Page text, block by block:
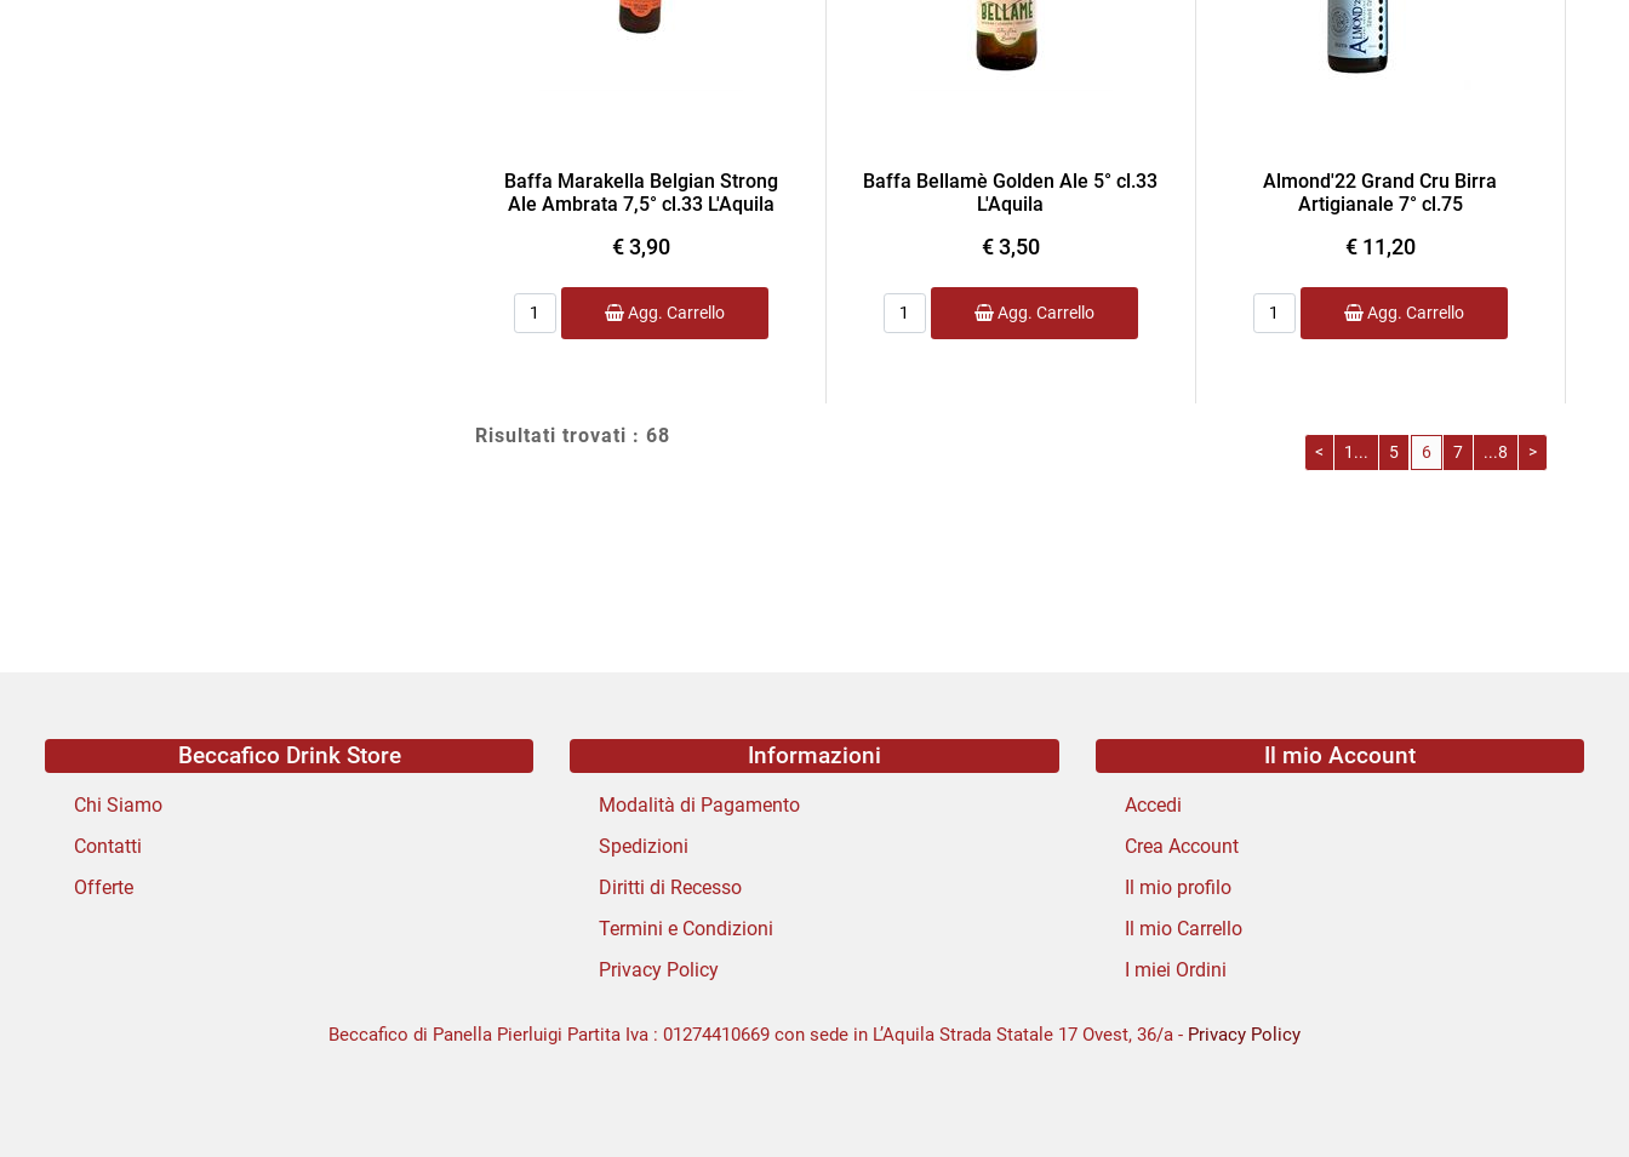
Baffa Marakella Belgian Strong
Ale Ambrata 7,5° cl.33 L'Aquila
€ 3,90
Quantità
Agg. Carrello
Baffa Bellamè Golden Ale 5° cl.33
L'Aquila
€ 3,50
Quantità
Agg. Carrello
Almond'22 Grand Cru Birra
Artigianale 7° cl.75
€ 11,20
Quantità
Agg. Carrello
Risultati trovati : 68
< 1... 5 6 7 ...8 >
Beccafico Drink Store
Chi Siamo
Contatti
Offerte
Informazioni
Modalità di Pagamento
Spedizioni
Diritti di Recesso
Termini e Condizioni
Privacy Policy
Il mio Account
Accedi
Crea Account
Il mio profilo
Il mio Carrello
I miei Ordini
Beccafico di Panella Pierluigi Partita Iva : 01274410669 con sede in L’Aquila Strada Statale 17 Ovest, 36/a - Privacy Policy